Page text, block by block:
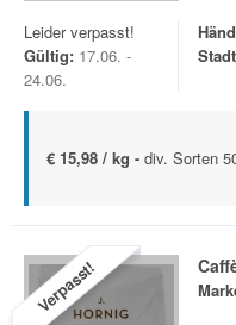
Leider verpasst!
Gültig: 17.06. -
24.06.
€ 15,98 / kg - div. Sorten
Verpasst!